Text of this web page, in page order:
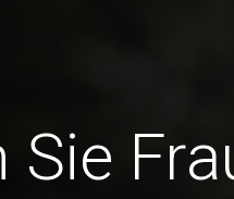
Sie